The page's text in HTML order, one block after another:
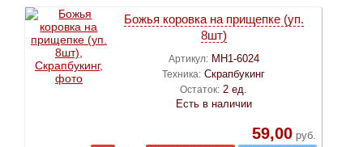
Божья коровка на прищепке (уп.
8шт)
Артикул: МН1-6024
Техника: Скрапбукинг
Остаток: 2 ед.
Есть в наличии
59,00руб.